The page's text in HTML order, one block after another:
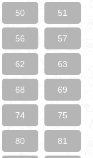
50 51
56 57
62 63
68 69
74 75
80 81